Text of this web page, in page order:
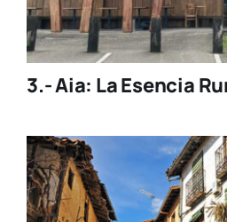
3.- Aia: La Esencia